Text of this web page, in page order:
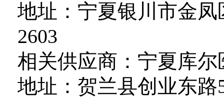
地址：宁夏银川市金
2603
相关供应商：宁夏库
地址：贺兰县创业东